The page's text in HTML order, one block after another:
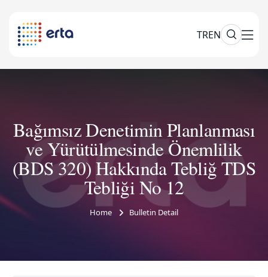
TREN
Bağımsız Denetimin Planlanması
ve Yürütülmesinde Önemlilik
(BDS 320) Hakkında Tebliğ TDS
Tebliği No 12
Home Bulletin Detail